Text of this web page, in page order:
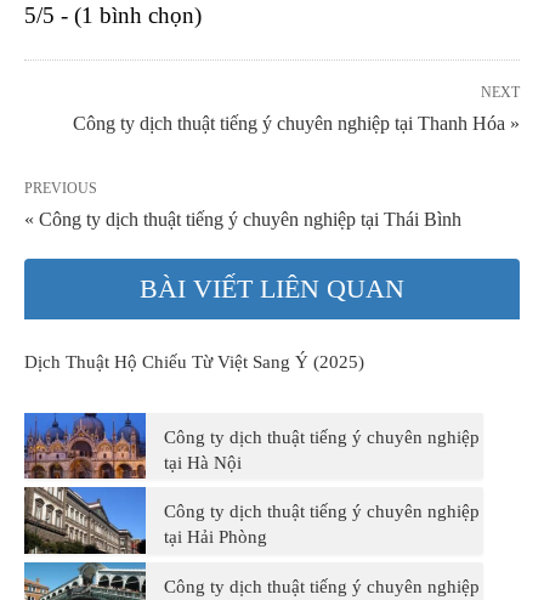
5/5 - (1 bình chọn)
NEXT
Công ty dịch thuật tiếng ý chuyên nghiệp tại Thanh Hóa »
PREVIOUS
« Công ty dịch thuật tiếng ý chuyên nghiệp tại Thái Bình
BÀI VIẾT LIÊN QUAN
Dịch Thuật Hộ Chiếu Từ Việt Sang Ý (2025)
Công ty dịch thuật tiếng ý chuyên nghiệp
tại Hà Nội
Công ty dịch thuật tiếng ý chuyên nghiệp
tại Hải Phòng
Công ty dịch thuật tiếng ý chuyên nghiệp